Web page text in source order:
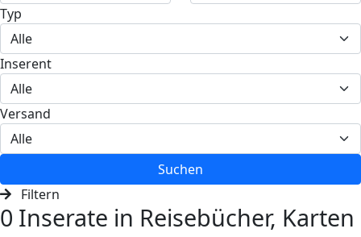
Typ
Inserent
Versand
Suchen
Filtern
0 Inserate in Reisebücher, Karten